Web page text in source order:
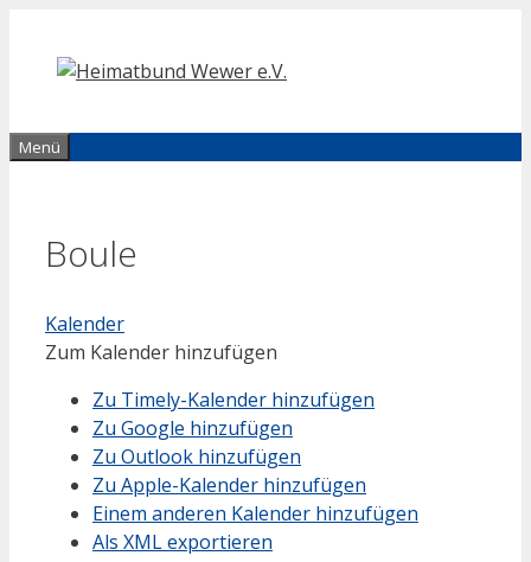
Inhalt
springen
Menü
Boule
Kalender
Zum Kalender hinzufügen
Zu Timely-Kalender hinzufügen
Zu Google hinzufügen
Zu Outlook hinzufügen
Zu Apple-Kalender hinzufügen
Einem anderen Kalender hinzufügen
Als XML exportieren